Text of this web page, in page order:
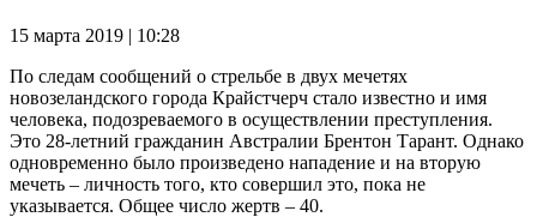
15 марта 2019 | 10:28
По следам сообщений о стрельбе в двух мечетях
новозеландского города Крайстчерч стало известно и имя
человека, подозреваемого в осуществлении преступления.
Это 28-летний гражданин Австралии Брентон Тарант. Однако
одновременно было произведено нападение и на вторую
мечеть – личность того, кто совершил это, пока не
указывается. Общее число жертв – 40.